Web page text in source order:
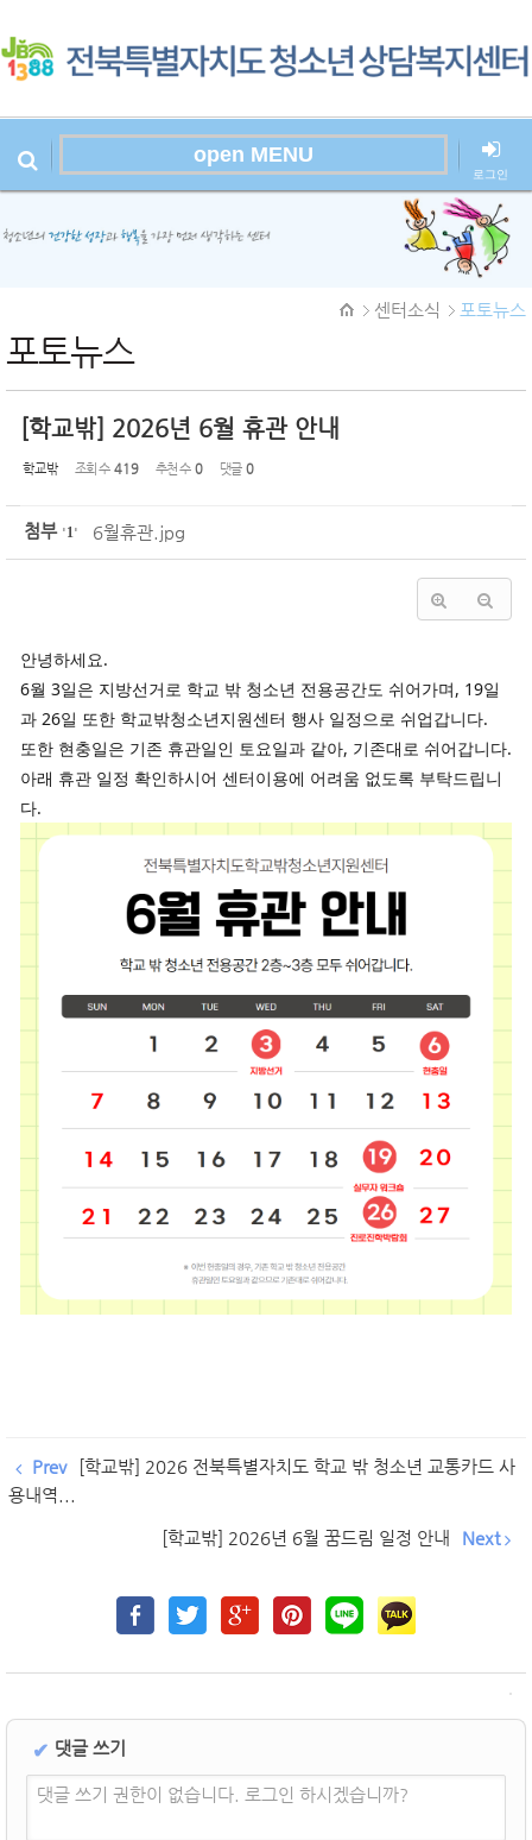
open MENU
로그인
센터소식
포토뉴스
포토뉴스
[학교밖] 2026년 6월 휴관 안내
학교밖 조회 수 419 추천 수 0 댓글 0
첨부 '1' 6월휴관.jpg
안녕하세요.
6월 3일은 지방선거로 학교 밖 청소년 전용공간도 쉬어가며, 19일
과 26일 또한 학교밖청소년지원센터 행사 일정으로 쉬업갑니다.
또한 현충일은 기존 휴관일인 토요일과 같아, 기존대로 쉬어갑니다.
아래 휴관 일정 확인하시어 센터이용에 어려움 없도록 부탁드립니
다.
Prev
[학교밖] 2026 전북특별자치도 학교 밖 청소년 교통카드 사
용내역...
[학교밖] 2026년 6월 꿈드림 일정 안내 Next
✔ 댓글 쓰기
댓글 쓰기 권한이 없습니다. 로그인 하시겠습니까?
스케치북5
스케치북5